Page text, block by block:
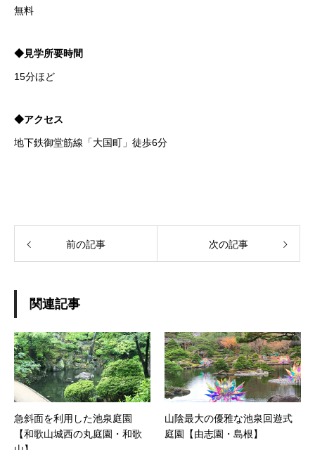
無料
◆見学所要時間
15分ほど
◆アクセス
地下鉄御堂筋線「大国町」徒歩6分
前の記事 次の記事
関連記事
急斜面を利用した池泉庭園
【和歌山城西の丸庭園・和歌
山陰最大の優雅な池泉回遊式
庭園【由志園・島根】